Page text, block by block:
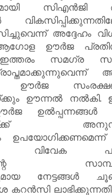
സിഎൻജി
അദ്ദേഹം
ഊർജ
ഇത്തരം സമഗ്ര
ഊർജ
ഊന്നൽ നൽകി.
ഉൽപ്പന്നങ്ങൾ
ഉപയോഗിക്കണമെന്ന്
വിവേക
നേട്ടങ്ങൾ
കറൻസി